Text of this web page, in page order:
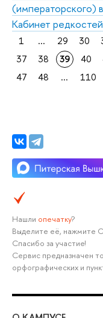
(императорского)
Кабинет
1 ... 29 30
37
38 39 40
47
48 ... 110
Нашли опечатку?
Выделите её, нажмите
Спасибо за участие!
Сервис предназначен
орфографических и